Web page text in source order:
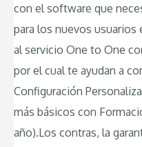
con el software que
para los nuevos usuarios
al servicio One to One
por el cual te ayudan a
Configuración
más básicos con
año).Los contras, la